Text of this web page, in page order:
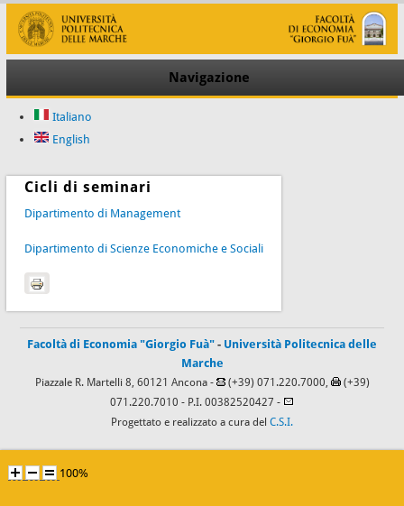
Navigazione
Italiano
English
Cicli di seminari
Dipartimento di Management
Dipartimento di Scienze Economiche e Sociali
Facoltà di Economia "Giorgio Fuà" - Università Politecnica delle
Marche
Piazzale R. Martelli 8, 60121 Ancona - (+39) 071.220.7000,
(+39)
071.220.7010 - P.I. 00382520427 -
Progettato e realizzato a cura del C.S.I.
100%